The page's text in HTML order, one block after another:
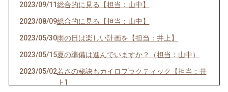
2023/09/11総合的に見る【担当：山中】
2023/08/09総合的に見る【担当：山中】
2023/05/30雨の日は楽しい計画を【担当：井上】
2023/05/15夏の準備は進んでいますか？（担当：山中）
2023/05/02若さの秘訣もカイロプラクティック【担当：井
上】